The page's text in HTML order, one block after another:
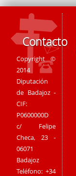
Contacto
Copyright ©
2014
Diputación
de Badajoz -
CIF:
P0600000D
c/ Felipe
Checa, 23 -
06071
Badajoz
Teléfono: +34